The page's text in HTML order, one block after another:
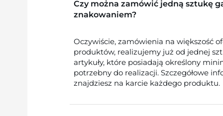
Czy można zamówić jedną sztukę
znakowaniem?
Oczywiście, zamówienia na większość
produktów, realizujemy już od jednej
artykuły, które posiadają określony
potrzebny do realizacji. Szczegółowe
znajdziesz na karcie każdego produktu.